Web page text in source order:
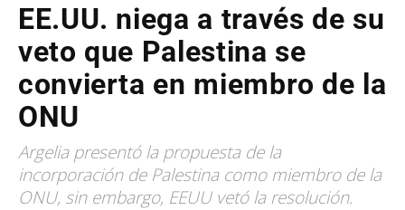
EE.UU. niega a través de su
veto que Palestina se
convierta en miembro de la
ONU
Argelia presentó la propuesta de la
incorporación de Palestina como miembro de la
ONU, sin embargo, EEUU vetó la resolución.